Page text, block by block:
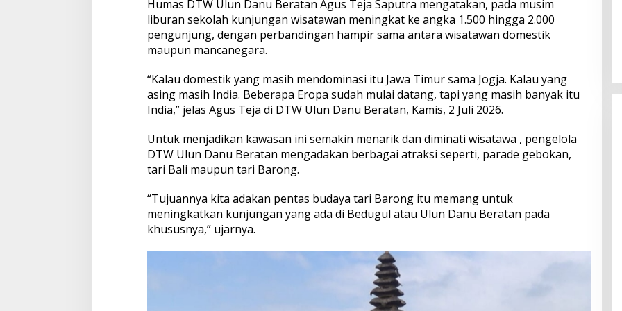
B
a
r
u
d
D
T
W
U
u
n
D
n
B
e
Humas DTW Ulun Danu Beratan Agus Teja Saputra mengatakan, pada musim
liburan sekolah kunjungan wisatawan meningkat ke angka 1.500 hingga 2.000
pengunjung, dengan perbandingan hampir sama antara wisatawan domestik
maupun mancanegara.
“Kalau domestik yang masih mendominasi itu Jawa Timur sama Jogja. Kalau yang
asing masih India. Beberapa Eropa sudah mulai datang, tapi yang masih banyak itu
India,” jelas Agus Teja di DTW Ulun Danu Beratan, Kamis, 2 Juli 2026.
Untuk menjadikan kawasan ini semakin menarik dan diminati wisatawa , pengelola
DTW Ulun Danu Beratan mengadakan berbagai atraksi seperti, parade gebokan,
tari Bali maupun tari Barong.
“Tujuannya kita adakan pentas budaya tari Barong itu memang untuk
meningkatkan kunjungan yang ada di Bedugul atau Ulun Danu Beratan pada
khususnya,” ujarnya.
Perkuat Ekosistem Pariwisata
dan Serapan Investasi, Sira